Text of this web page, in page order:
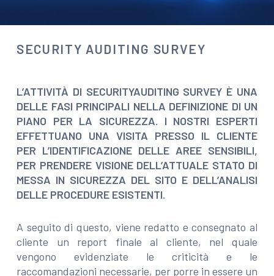
SECURITY AUDITING SURVEY
L’ATTIVITÀ DI SECURITYAUDITING SURVEY È UNA
DELLE FASI PRINCIPALI NELLA DEFINIZIONE DI UN
PIANO PER LA SICUREZZA. I NOSTRI ESPERTI
EFFETTUANO UNA VISITA PRESSO IL CLIENTE
PER L’IDENTIFICAZIONE DELLE AREE SENSIBILI,
PER PRENDERE VISIONE DELL’ATTUALE STATO DI
MESSA IN SICUREZZA DEL SITO E DELL’ANALISI
DELLE PROCEDURE ESISTENTI.
A seguito di questo, viene redatto e consegnato al
cliente un report finale al cliente, nel quale
vengono evidenziate le criticità e le
raccomandazioni necessarie, per porre in essere un